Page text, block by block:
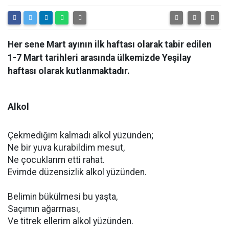
Her sene Mart ayının ilk haftası olarak tabir edilen
1-7 Mart tarihleri arasında ülkemizde Yeşilay
haftası olarak kutlanmaktadır.
Alkol
Çekmediğim kalmadı alkol yüzünden;
Ne bir yuva kurabildim mesut,
Ne çocuklarım etti rahat.
Evimde düzensizlik alkol yüzünden.
Belimin bükülmesi bu yaşta,
Saçımın ağarması,
Ve titrek ellerim alkol yüzünden.